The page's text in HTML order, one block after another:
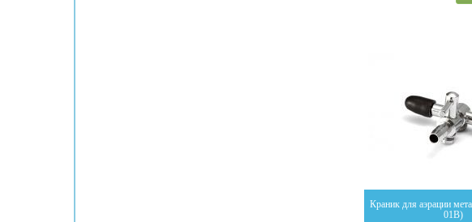
Краник для аэрации
01B)